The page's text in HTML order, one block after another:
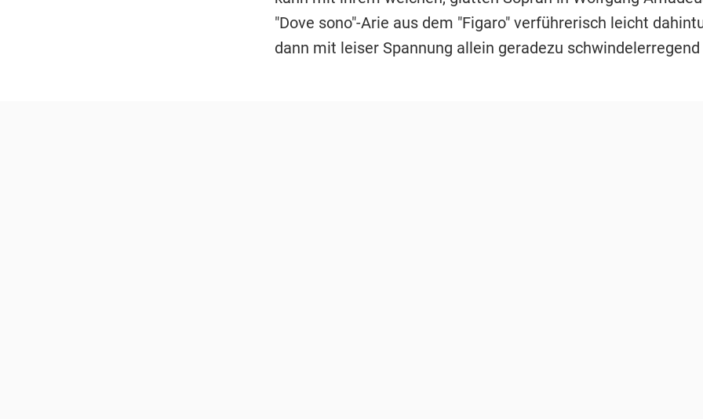
"Dove sono"-Arie aus dem "Figaro" verführerisch leicht
dann mit leiser Spannung allein geradezu schwindelerregend